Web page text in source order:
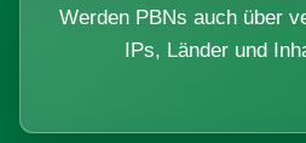
Werden PBNs auch über
IPs, Länder und